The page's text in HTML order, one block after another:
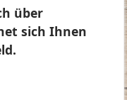
über
sich Ihnen